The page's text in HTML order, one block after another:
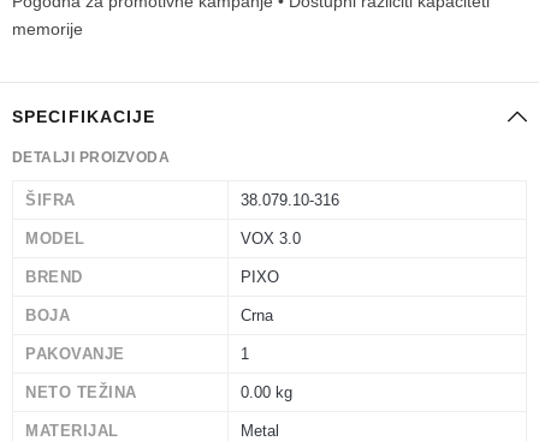
memorije
SPECIFIKACIJE
DETALJI PROIZVODA
ŠIFRA 38.079.10-316
MODEL VOX 3.0
BREND PIXO
BOJA Crna
PAKOVANJE 1
NETO TEŽINA 0.00 kg
MATERIJAL Metal